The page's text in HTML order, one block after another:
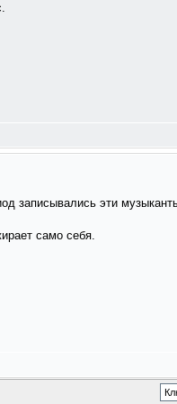
записывались эти
само себя.